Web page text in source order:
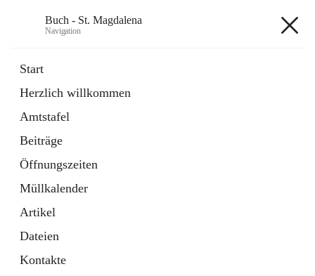
Buch - St. Magdalena
Navigation
Start
Herzlich willkommen
Amtstafel
Beiträge
Öffnungszeiten
Müllkalender
Artikel
Dateien
Kontakte
11 Schnellzugriffe
Bürgerservice
10 Schnellzugriffe